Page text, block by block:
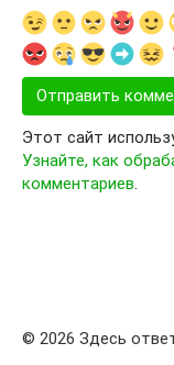
Этот сайт
Узнайте, как
комментариев.
© 2026 Здесь